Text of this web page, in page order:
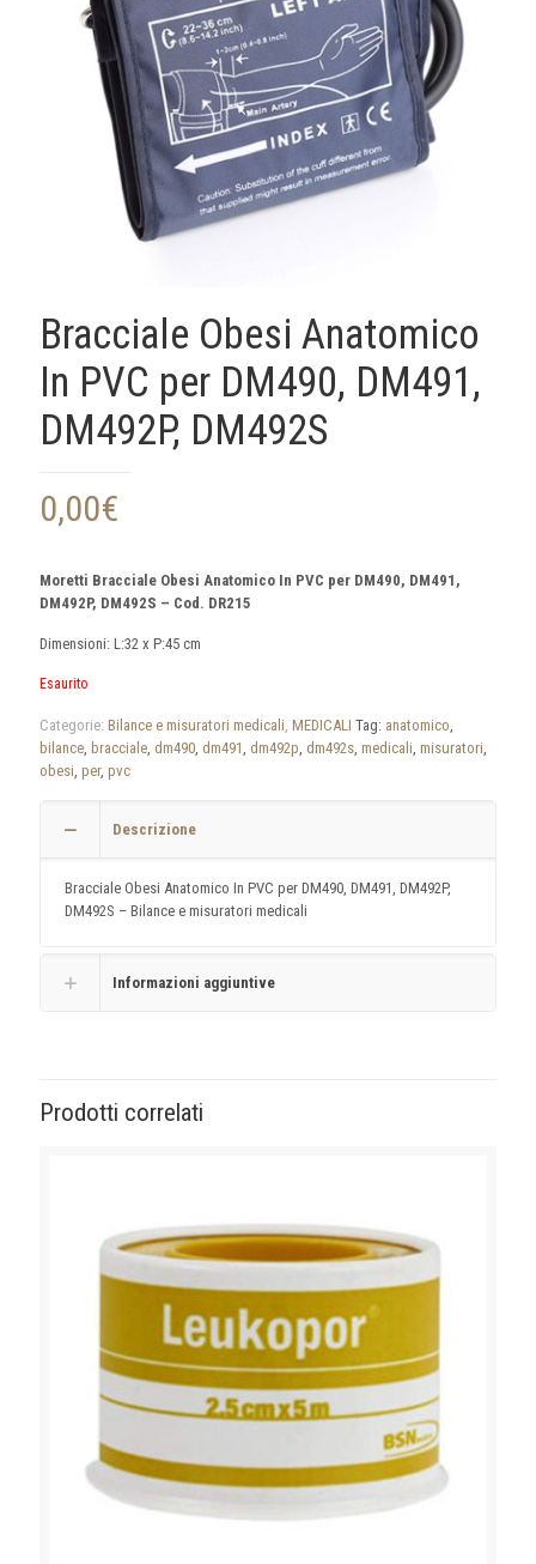
Bracciale Obesi Anatomico
In PVC per DM490, DM491,
DM492P, DM492S
0,00€
Moretti Bracciale Obesi Anatomico In PVC per DM490, DM491,
DM492P, DM492S – Cod. DR215
Dimensioni: L:32 x P:45 cm
Esaurito
Categorie: Bilance e misuratori medicali, MEDICALI Tag: anatomico,
bilance, bracciale, dm490, dm491, dm492p, dm492s, medicali, misuratori,
obesi, per, pvc
Descrizione
Bracciale Obesi Anatomico In PVC per DM490, DM491, DM492P,
DM492S – Bilance e misuratori medicali
Informazioni aggiuntive
Prodotti correlati